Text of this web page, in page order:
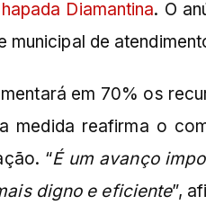
Diamantina. O
de
em 70% os
medida reafirma o
“É um avanço
digno e eficiente”,